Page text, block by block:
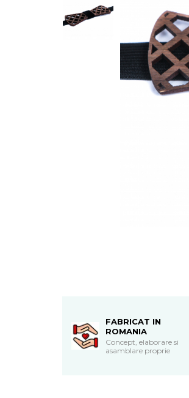
Cadouri personalizate pentru
FABRICAT IN
ROMANIA
Concept, elaborare si
asamblare proprie